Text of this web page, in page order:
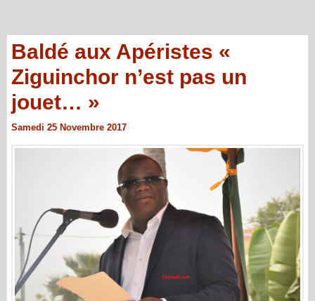
Baldé aux Apéristes «
Ziguinchor n’est pas un
jouet… »
Samedi 25 Novembre 2017